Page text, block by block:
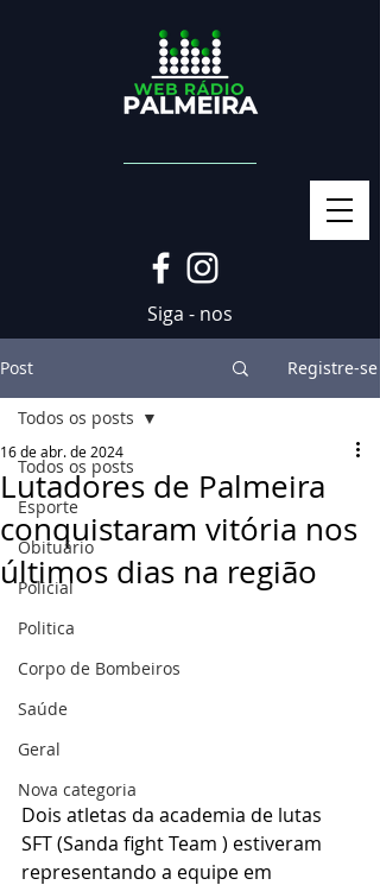
Siga - nos
Post Registre-se
Todos os posts
Esporte
Obituário
Policial
Politica
Corpo de Bombeiros
Saúde
Geral
Nova categoria
Todos os posts
Lutadores de Palmeira
conquistaram vitória nos
últimos dias na região
16 de abr. de 2024
Dois atletas da academia de lutas
SFT (Sanda fight Team ) estiveram
representando a equipe em